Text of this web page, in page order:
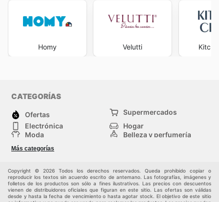
Homy Velutti
CATEGORÍAS
Ofertas
Supermercados
Electrónica
Hogar
Moda
Belleza y perfumería
Deporte
Más categorías
Copyright © 2026 Todos los derechos reservados. Queda prohibido copiar o
reproducir los textos sin acuerdo escrito de antemano. Las fotografías, imágenes y
folletos de los productos son sólo a fines ilustrativos. Las precios con descuentos
vienen de distribuidores oficiales que figuran en este sitio. Las ofertas son válidas
desde y hasta la fecha de vencimiento o hasta agotar stock. El objetivo de este sitio